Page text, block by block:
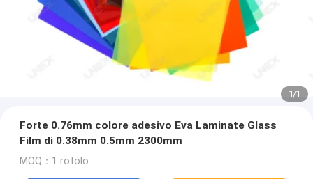
1/1
Forte 0.76mm colore adesivo Eva Laminate Glass
Film di 0.38mm 0.5mm 2300mm
MOQ：1 rotolo